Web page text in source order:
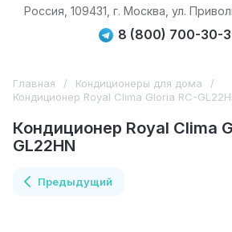
Россия, 109431, г. Москва, ул.
8 (800) 700-30-
Главная / Кондиционеры для дома
/
Кондиционер Royal Clima Gloria RC-
Кондиционер Royal Clima
GL22HN
Предыдущий